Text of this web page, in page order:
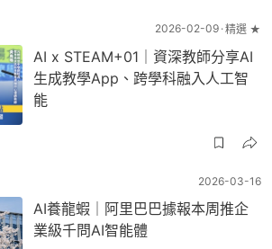
2026-02-09 精選 ★
AI x STEAM+01｜資深教師分享AI
生成教學App、跨學科融入人工智
能
2026-03-16
AI養龍蝦｜阿里巴巴據報本周推企
業級千問AI智能體